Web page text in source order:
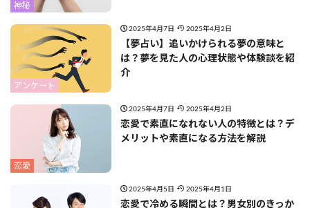
神秘
アンケート
2025年4月7日 2025年4月2日
【夢占い】追いかけられる夢の意味と
は？夢を見た人の心理状態や体験談を紹
介
恋愛
2025年4月7日 2025年4月2日
恋愛で素直になれない人の特徴とは？デ
メリットや素直になる方法を解説
2025年4月5日 2025年4月1日
恋愛で冷める瞬間とは？男女別のきっか